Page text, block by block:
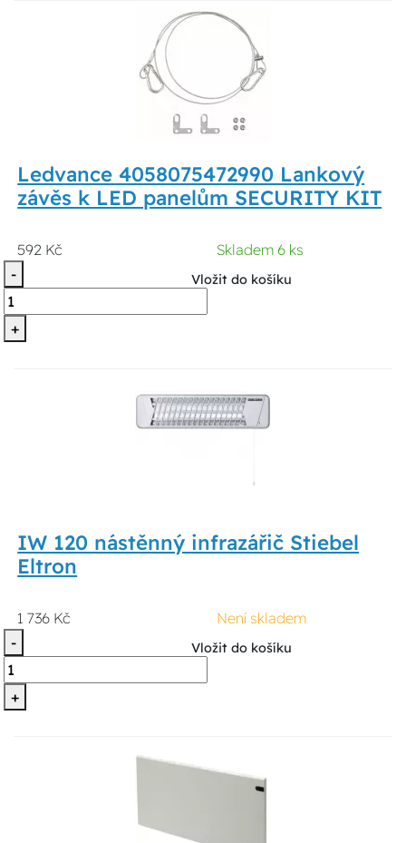
Ledvance 4058075472990 Lankový
závěs k LED panelům SECURITY KIT
592 Kč
Skladem 6 ks
-
+
Vložit do košíku
IW 120 nástěnný infrazářič Stiebel
Eltron
1 736 Kč
Není skladem
-
+
Vložit do košíku